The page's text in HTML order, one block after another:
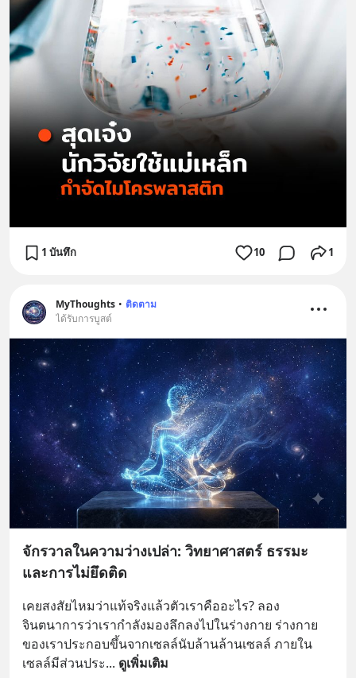
1 บันทึก 10 1
MyThoughts • ติดตาม
ได้รับการบูสต์
จักรวาลในความว่างเปล่า: วิทยาศาสตร์ ธรรมะ
และการไม่ยึดติด
เคยสงสัยไหมว่าแท้จริงแล้วตัวเราคืออะไร? ลอง
จินตนาการว่าเรากำลังมองลึกลงไปในร่างกาย ร่างกาย
ของเราประกอบขึ้นจากเซลล์นับล้านล้านเซลล์ ภายใน
เซลล์มีส่วนประ... ดูเพิ่มเติม